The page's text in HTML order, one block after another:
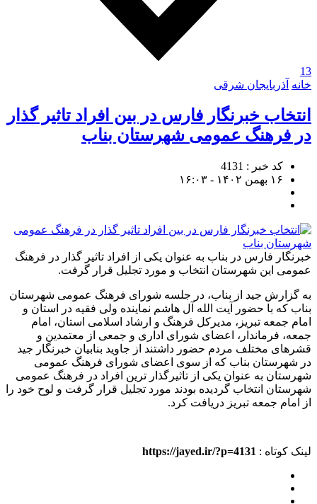
13
خانه آذربایجان شرقی
انتخاب خبرنگار فارس در بین افراد تاثیر گذار
در فرهنگ عمومی شهرستان بناب
کد خبر : 4131
۱۶ بهمن ۱۴۰۲ - ۱۶:۰۳
خبرنگار فارس در بناب به عنوان یکی از افراد تاثیر گذار در فرهنگ
عمومی این شهرستان انتخاب و مورد تجلیل قرار گرفت.
به گزارش جید از بناب، در جلسه شورای فرهنگ عمومی شهرستان
بناب که با حضور آیت الله آل هاشم نماینده ولی فقیه در استان و
امام جمعه تبریز، مدیرکل فرهنگ و ارشاد اسلامی استان، امام
جمعه، فرماندار، اعضای شورای اداری و جمعی از معتمدین و
قشرهای مختلف مردم حضور داشتند از جاوید بنابیان خبرنگار جید
در شهرستان بناب که از سوی اعضای شورای فرهنگ عمومی
شهرستان به عنوان یکی از تاثیرگذار ترین افراد در فرهنگ عمومی
شهرستان انتخاب گردیده بودند مورد تجلیل قرار گرفت و لوح خود را
از امام جمعه تبریز دریافت کرد.
لینک کوتاه : https://jayed.ir/?p=4131